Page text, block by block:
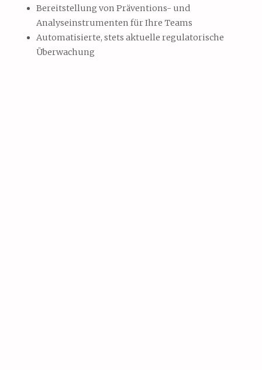
Bereitstellung von Präventions- und
Analyseinstrumenten für Ihre Teams
Automatisierte, stets aktuelle regulatorische
Überwachung